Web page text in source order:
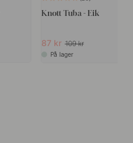
Knott Tuba - Eik
87 kr 109 kr
På lager